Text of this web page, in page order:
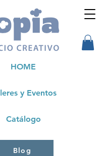
y Eventos
HOME
Catálogo
Blog